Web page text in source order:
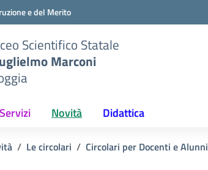
e del Merito
Scientifico Statale
Marconi
Servizi Novità Didattica
Le circolari Circolari per Docenti e Alunni